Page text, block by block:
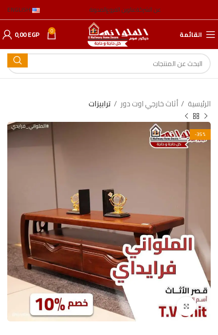
عن الشركةعناوين الفروعالمدونة ENGLISH
القائمة 0
0,00EGP
الرئيسية أثاث خارجي اوت دور ترابیزات
-35%
اضغط للتكبير